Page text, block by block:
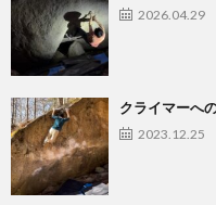
2026.04.29
クライマーへ
2023.12.25